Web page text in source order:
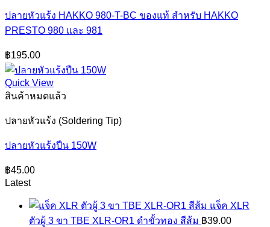
ปลายหัวแร้ง HAKKO 980-T-BC ของแท้ สำหรับ HAKKO
PRESTO 980 และ 981
฿195.00
Quick View
สินค้าหมดแล้ว
ปลายหัวแร้ง (Soldering Tip)
ปลายหัวแร้งปืน 150W
฿45.00
Latest
แจ็ค XLR
ตัวผู้ 3 ขา TBE XLR-OR1 ดำขั้วทอง สีส้ม ฿39.00